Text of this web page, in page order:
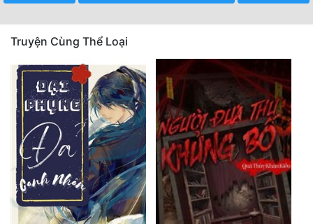
Ngược
Nữ Cường
Nữ Phụ
Phong Thủy - Tâm Linh
Phương Tây
Phản Phái
Quan Trường
Truyện Cùng Thể Loại